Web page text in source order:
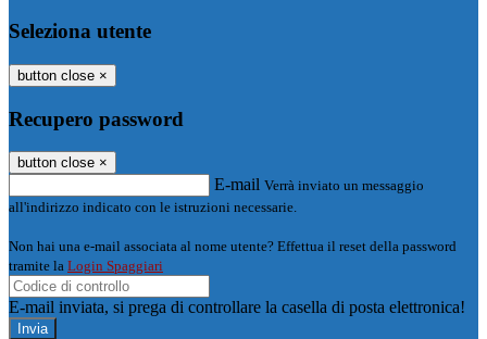
Seleziona utente
button close ×
Recupero password
button close ×
E-mail Verrà inviato un messaggio
all'indirizzo indicato con le istruzioni necessarie.
Non hai una e-mail associata al nome utente? Effettua il reset della password
tramite la Login Spaggiari
E-mail inviata, si prega di controllare la casella di posta elettronica!